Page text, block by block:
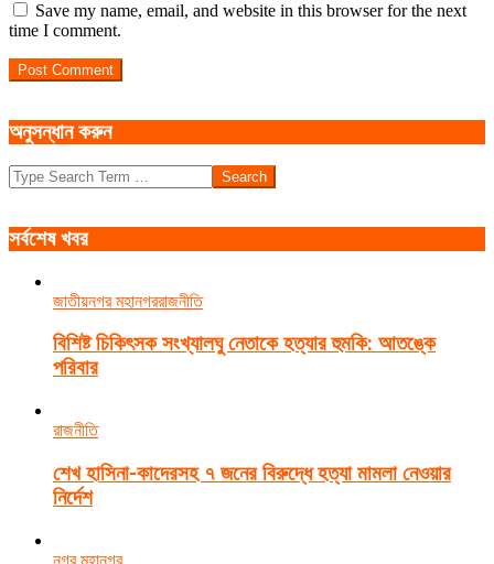
Save my name, email, and website in this browser for the next
time I comment.
অনুসন্ধান করুন
Search
সর্বশেষ খবর
জাতীয়নগর মহানগররাজনীতি
বিশিষ্ট চিকিৎসক সংখ্যালঘু নেতাকে হত্যার হুমকি: আতঙ্কে
পরিবার
রাজনীতি
শেখ হাসিনা-কাদেরসহ ৭ জনের বিরুদ্ধে হত্যা মামলা নেওয়ার
নির্দেশ
নগর মহানগর